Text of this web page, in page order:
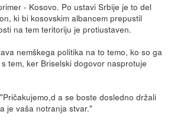
- Kosovo. Po ustavi Srbije je to del
ki bi kosovskim albancem prepustil
na tem teritoriju je protiustaven.
nemškega politika na to temo, ko so ga
tem, ker Briselski dogovor nasprotuje
a se boste dosledno držali
je vaša notranja stvar."